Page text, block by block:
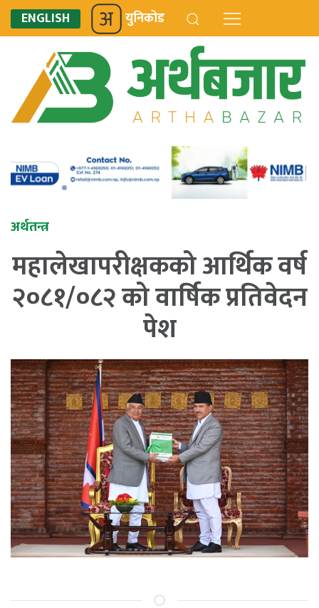
ENGLISH युनिकोड
अर्थतन्त्र
महालेखापरीक्षकको आर्थिक वर्ष
२०८१/०८२ को वार्षिक प्रतिवेदन
पेश